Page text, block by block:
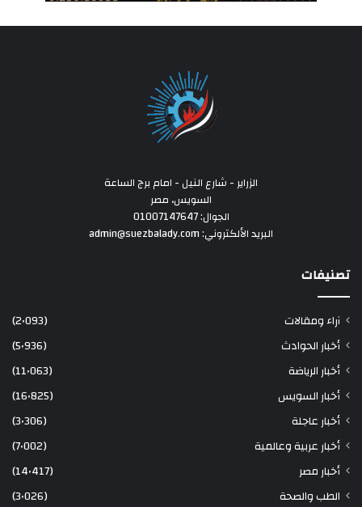
الزراير - شارع النيل - امام برج الساعة
السويس، مصر
الجوال: 01007147647
البريد الألكتروني: admin@suezbalady.com
تصنيفات
آراء ومقالات
(2٬093)
أخبار الحوادث
(5٬936)
أخبار الرياضة
(11٬063)
أخبار السويس
(16٬825)
أخبار عاجلة
(3٬306)
أخبار عربية وعالمية
(7٬002)
أخبار مصر
(14٬417)
الطب والصحة
(3٬026)